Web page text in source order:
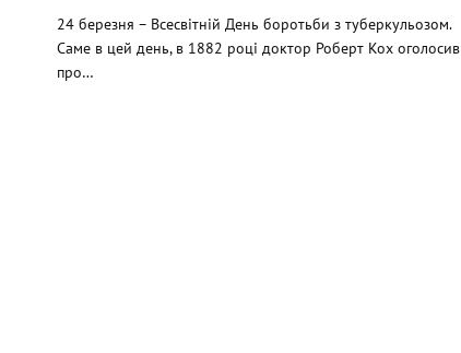
24 березня – Всесвітній День боротьби з туберкульозом.
Саме в цей день, в 1882 році доктор Роберт Кох оголосив
про…